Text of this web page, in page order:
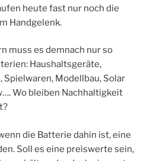
heute fast nur noch die
Handgelenk.
muss es demnach nur so
Haushaltsgeräte,
Spielwaren, Modellbau, Solar
Wo bleiben Nachhaltigkeit
die Batterie dahin ist, eine
Soll es eine preiswerte sein,